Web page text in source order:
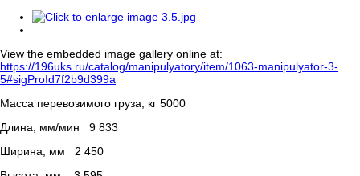
View the embedded image gallery online at:
https://196uks.ru/catalog/manipulyatory/item/1063-manipulyator-3-
5#sigProId7f2b9d399a
Масса перевозимого груза, кг 5000
Длина, мм/мин 9 833
Ширина, мм 2 450